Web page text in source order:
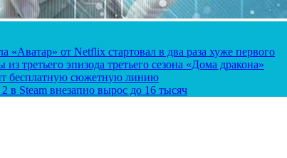
«Аватар» от Netflix стартовал в два раза хуже первого
третьего эпизода третьего сезона «Дома дракона»
бесплатную сюжетную линию
в Steam внезапно вырос до 16 тысяч